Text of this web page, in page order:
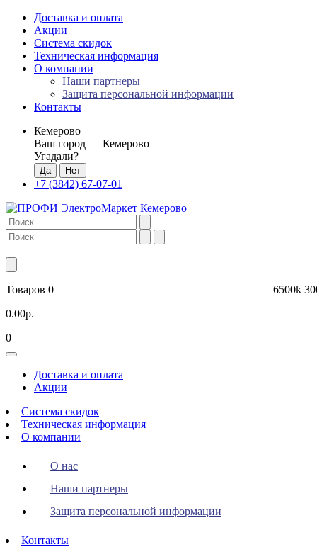
Доставка и оплата
Акции
Система скидок
Техническая информация
О компании
Наши партнеры
Защита персональной информации
Контакты
Кемерово
Ваш город — Кемерово
Угадали?
+7 (3842) 67-07-01
Товаров 0
0.00р.
0
Toggle
navigationДоставка и оплата
Акции
Система скидок
Техническая информация
О компании
О нас
Наши партнеры
Защита персональной информации
Контакты
6500k